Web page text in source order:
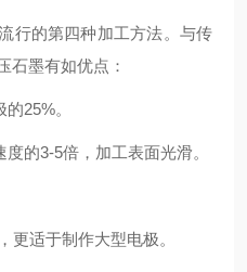
行的第四种加工方法。与传
石墨有如优点：
25%。
的3-5倍，加工表面光滑。
更适于制作大型电极。